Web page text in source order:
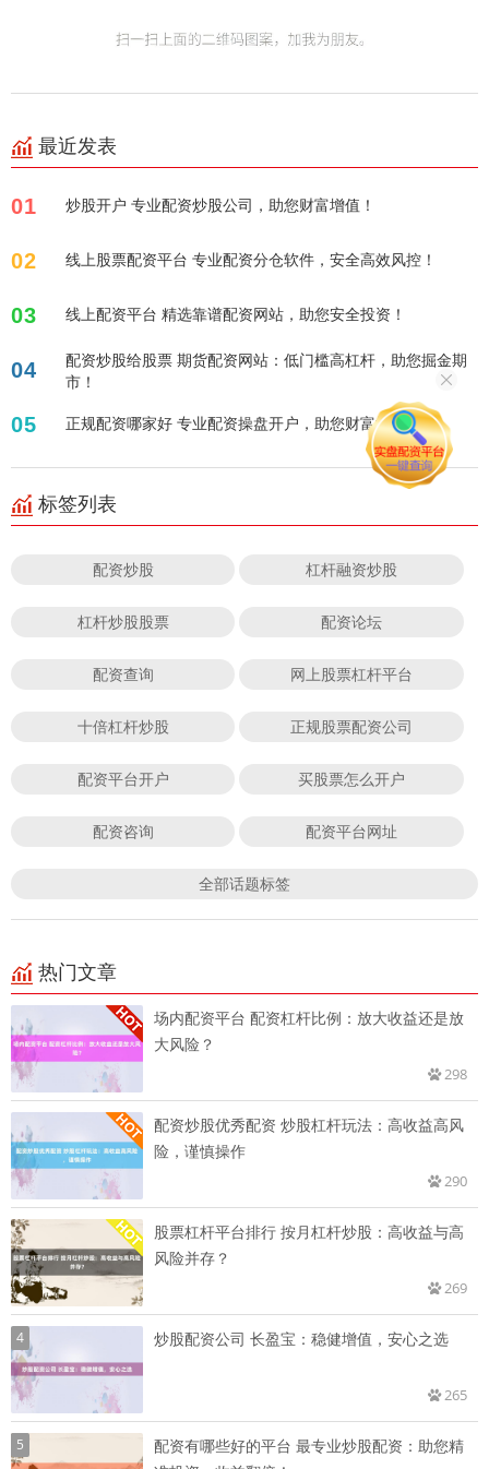
最近发表
01 炒股开户 专业配资炒股公司，助您财富增值！
02 线上股票配资平台 专业配资分仓软件，安全高效风控！
03 线上配资平台 精选靠谱配资网站，助您安全投资！
04
配资炒股给股票 期货配资网站：低门槛高杠杆，助您掘金期
市！
05 正规配资哪家好 专业配资操盘开户，助您财富增值！
标签列表
配资炒股 杠杆融资炒股
杠杆炒股股票 配资论坛
配资查询 网上股票杠杆平台
十倍杠杆炒股 正规股票配资公司
配资平台开户 买股票怎么开户
配资咨询 配资平台网址
全部话题标签
热门文章
场内配资平台 配资杠杆比例：放大收益还是放
大风险？
298
配资炒股优秀配资 炒股杠杆玩法：高收益高风
险，谨慎操作
290
股票杠杆平台排行 按月杠杆炒股：高收益与高
风险并存？
269
4 炒股配资公司 长盈宝：稳健增值，安心之选
265
5
配资有哪些好的平台 最专业炒股配资：助您精